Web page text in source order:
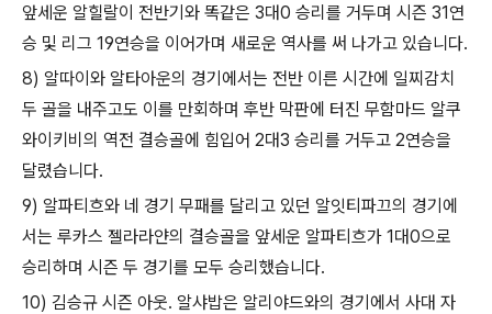
앞세운 알힐랄이 전반기와 똑같은 3대0 승리를 거두며 시즌 31연
승 및 리그 19연승을 이어가며 새로운 역사를 써 나가고 있습니다.
8) 알따이와 알타아운의 경기에서는 전반 이른 시간에 일찌감치
두 골을 내주고도 이를 만회하며 후반 막판에 터진 무함마드 알쿠
와이키비의 역전 결승골에 힘입어 2대3 승리를 거두고 2연승을
달렸습니다.
9) 알파티흐와 네 경기 무패를 달리고 있던 알잇티파끄의 경기에
서는 루카스 젤라라얀의 결승골을 앞세운 알파티흐가 1대0으로
승리하며 시즌 두 경기를 모두 승리했습니다.
10) 김승규 시즌 아웃. 알샤밥은 알리야드와의 경기에서 사대 자